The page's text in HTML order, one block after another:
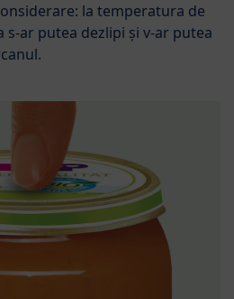
la temperatura de
s-ar putea dezlipi și v-ar putea